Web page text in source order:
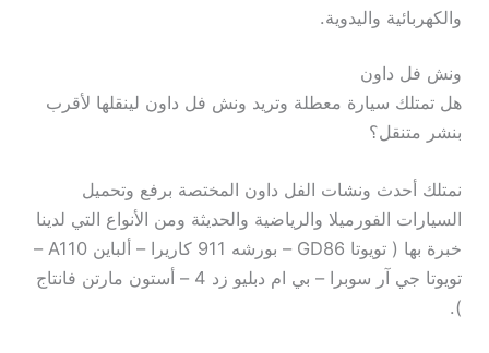
والكهربائية واليدوية.
ونش فل داون
هل تمتلك سيارة معطلة وتريد ونش فل داون لينقلها لأقرب
بنشر متنقل؟
نمتلك أحدث ونشات الفل داون المختصة برفع وتحميل
السيارات الفورميلا والرياضية والحديثة ومن الأنواع التي لدينا
خبرة بها ( تويوتا GD86 – بورشه 911 كاريرا – ألباين A110 –
تويوتا جي آر سوبرا – بي ام دبليو زد 4 – أستون مارتن فانتاج
).